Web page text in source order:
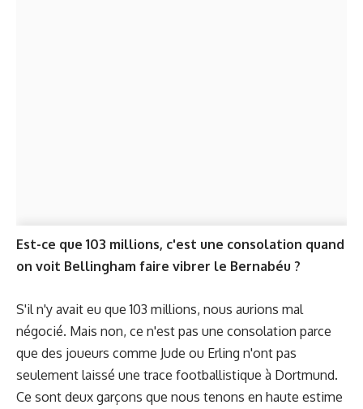
Est-ce que 103 millions, c'est une consolation quand
on voit Bellingham faire vibrer le Bernabéu ?
S'il n'y avait eu que 103 millions, nous aurions mal
négocié. Mais non, ce n'est pas une consolation parce
que des joueurs comme Jude ou Erling n'ont pas
seulement laissé une trace footballistique à Dortmund.
Ce sont deux garçons que nous tenons en haute estime